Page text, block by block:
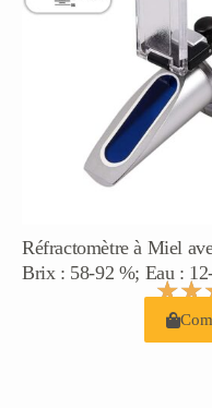
Réfractomètre à Miel
Brix : 58-92 %; Eau :
★★